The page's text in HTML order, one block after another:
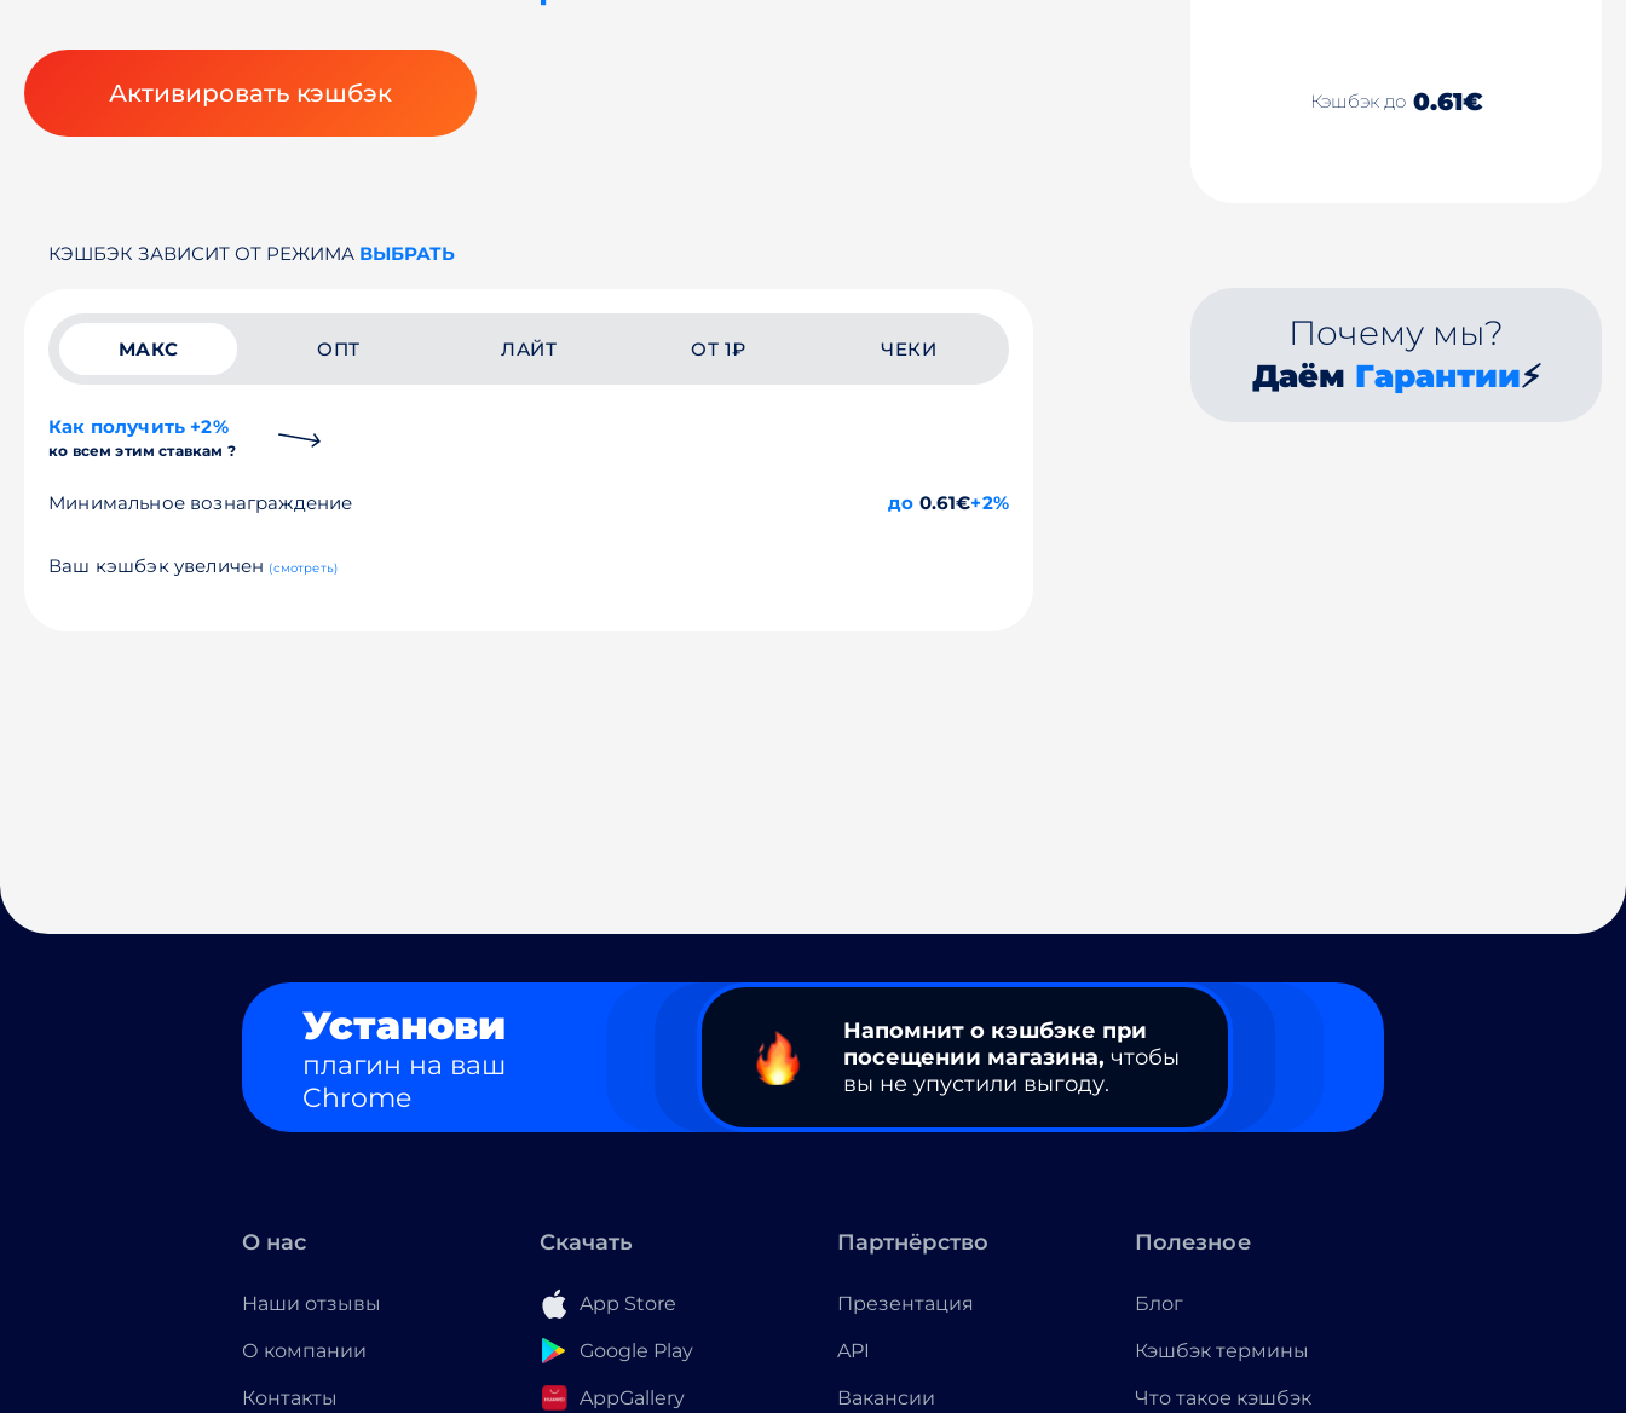
Активировать кэшбэк Кэшбэк до 0.61€
КЭШБЭК ЗАВИСИТ ОТ РЕЖИМА ВЫБРАТЬ
МАКС ОПТ ЛАЙТ ОТ 1₽ ЧЕКИ
Как получить +2%
ко всем этим ставкам ?
Минимальное вознаграждение до 0.61€+2%
Ваш кэшбэк увеличен (смотреть)
Почему мы?
Даём Гарантии⚡
Установи
плагин на ваш
Chrome
Напомнит о кэшбэке при
посещении магазина, чтобы
вы не упустили выгоду.
О нас
Наши отзывы
О компании
Контакты
Скачать
App Store
Google Play
AppGallery
Партнёрство
Презентация
API
Вакансии
Полезное
Блог
Кэшбэк термины
Что такое кэшбэк